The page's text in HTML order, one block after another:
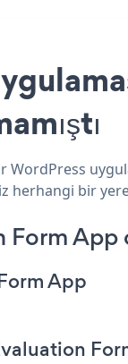
herhangi bir
Form
App